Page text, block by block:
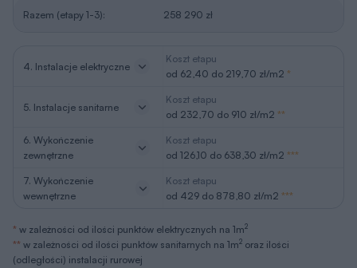
Razem (etapy 1-3): 258 290 zł
4. Instalacje elektryczne
Koszt etapu
od 62,40 do 219,70 zł/m2 *
5. Instalacje sanitarne
Koszt etapu
od 232,70 do 910 zł/m2 **
6. Wykończenie
zewnętrzne
Koszt etapu
od 126,10 do 638,30 zł/m2 ***
7. Wykończenie
wewnętrzne
Koszt etapu
od 429 do 878,80 zł/m2 ***
* w zależności od ilości punktów elektrycznych na 1m2
** w zależności od ilości punktów sanitarnych na 1m2 oraz ilości
(odległości) instalacji rurowej